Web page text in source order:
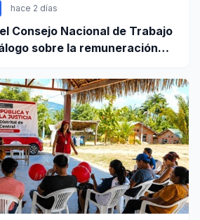
hace 2 días
Consejo Nacional de Trabajo
sobre la remuneración